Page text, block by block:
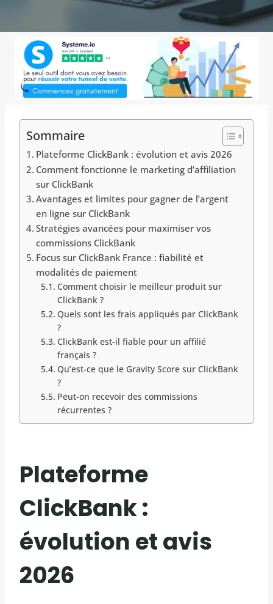
Sommaire
Plateforme ClickBank : évolution et avis 2026
Comment fonctionne le marketing d’affiliation
sur ClickBank
Avantages et limites pour gagner de l’argent
en ligne sur ClickBank
Stratégies avancées pour maximiser vos
commissions ClickBank
Focus sur ClickBank France : fiabilité et
modalités de paiement
Comment choisir le meilleur produit sur
ClickBank ?
Quels sont les frais appliqués par ClickBank
?
ClickBank est-il fiable pour un affilié
français ?
Qu’est-ce que le Gravity Score sur ClickBank
?
Peut-on recevoir des commissions
récurrentes ?
Plateforme
ClickBank :
évolution et avis
2026